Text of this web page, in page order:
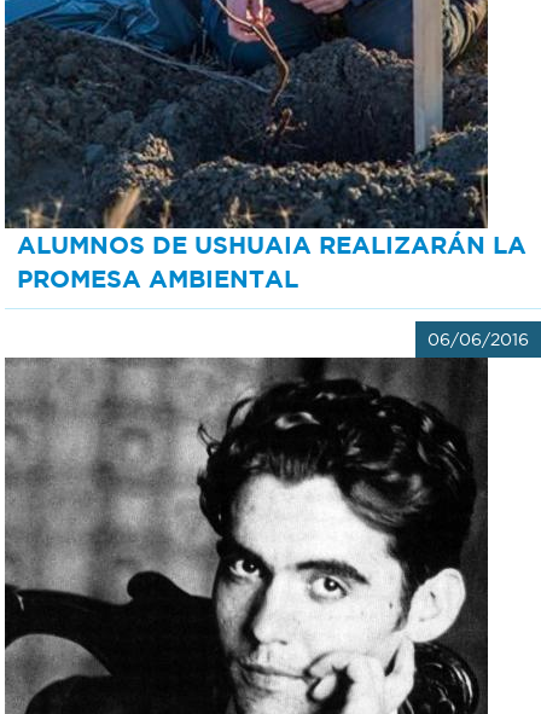
ALUMNOS DE USHUAIA REALIZARÁN LA
PROMESA AMBIENTAL
06/06/2016